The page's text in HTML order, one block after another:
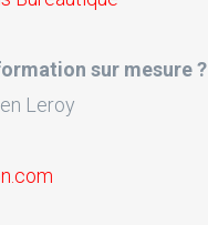
sur mesure ?
Leroy